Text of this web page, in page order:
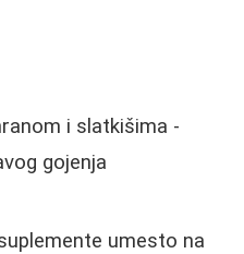
i slatkišima -
gojenja
umesto na